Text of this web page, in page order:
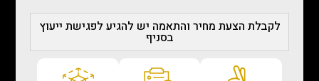
לקבלת הצעת מחיר והתאמה יש להגיע לפגישת ייעוץ
בסניף